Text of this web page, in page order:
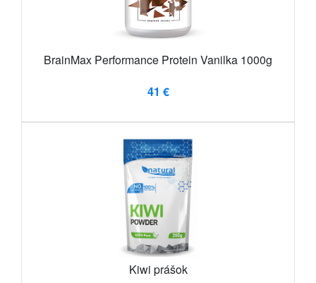
BrainMax Performance Protein Vanilka 1000g
41 €
Kiwi prášok